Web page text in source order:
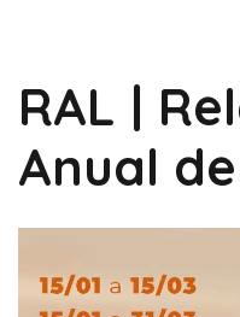
RAL |
Anual